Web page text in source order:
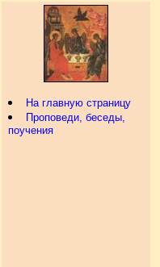
На главную страницу
Проповеди, беседы,
поучения